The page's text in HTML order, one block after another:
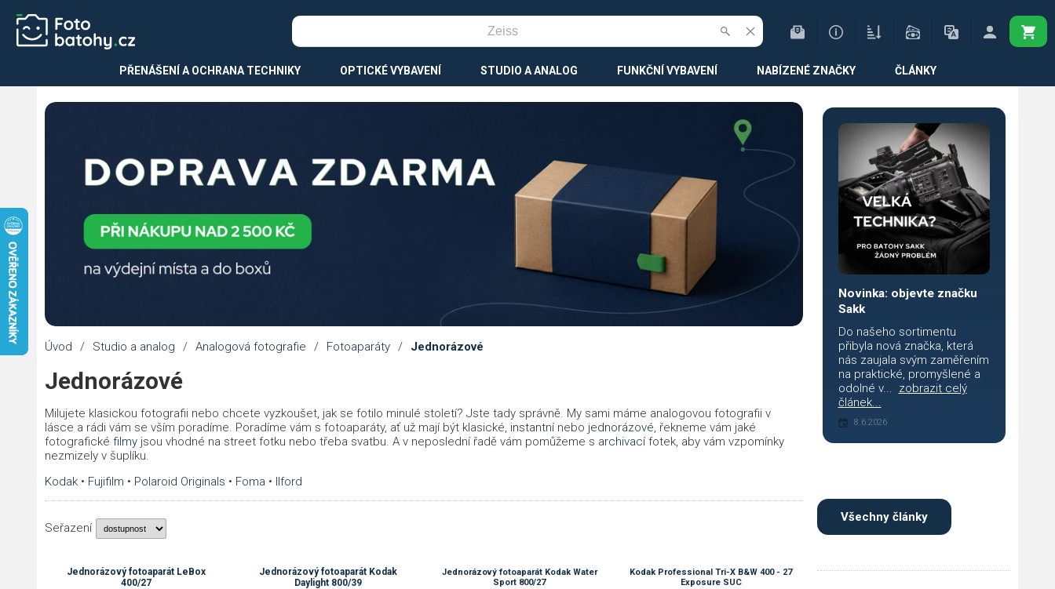
PŘENÁŠENÍ A OCHRANA TECHNIKY OPTICKÉ VYBAVENÍ STUDIO A ANALOG FUNKČNÍ VYBAVENÍ NABÍZENÉ ZNAČKY ČLÁNKY
Novinka: objevte značku
Sakk
Do našeho sortimentu
přibyla nová značka, která
nás zaujala svým zaměřením
na praktické, promyšlené a
odolné v... zobrazit celý
článek...
8.6.2026
Všechny články
Úvod / Studio a analog / Analogová fotografie / Fotoaparáty / Jednorázové
Jednorázové
Milujete klasickou fotografii nebo chcete vyzkoušet, jak se fotilo minulé století? Jste tady správně. My sami máme analogovou fotografii v
lásce a rádi vám se vším poradíme. Poradíme vám s fotoaparáty, ať už mají být klasické, instantnínebo jednorázové, řekneme vám jaké
fotografické filmy jsou vhodné na street fotku nebo třeba svatbu. A v neposlední řadě vám pomůžeme s archivacífotek, aby vám vzpomínky
nezmizely v šuplíku.
Kodak • Fujifilm • Polaroid Originals • Foma • Ilford
Seřazení
Jednorázový fotoaparát LeBox
400/27
Jednorázový fotoaparát Kodak
Daylight 800/39
Jednorázový fotoaparát Kodak Water
Sport 800/27
Kodak Professional Tri-X B&W 400 - 27
Exposure SUC